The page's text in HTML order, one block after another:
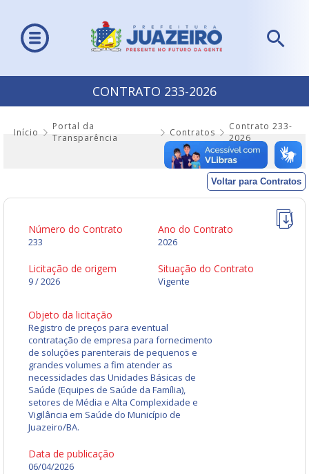
CONTRATO 233-2026
Início
Portal da
Transparência
Contratos
Contrato 233-
2026
Voltar para Contratos
Número do Contrato
233
Ano do Contrato
2026
Licitação de origem
9 / 2026
Situação do Contrato
Vigente
Objeto da licitação
Registro de preços para eventual
contratação de empresa para fornecimento
de soluções parenterais de pequenos e
grandes volumes a fim atender as
necessidades das Unidades Básicas de
Saúde (Equipes de Saúde da Família),
setores de Média e Alta Complexidade e
Vigilância em Saúde do Município de
Juazeiro/BA.
Data de publicação
06/04/2026